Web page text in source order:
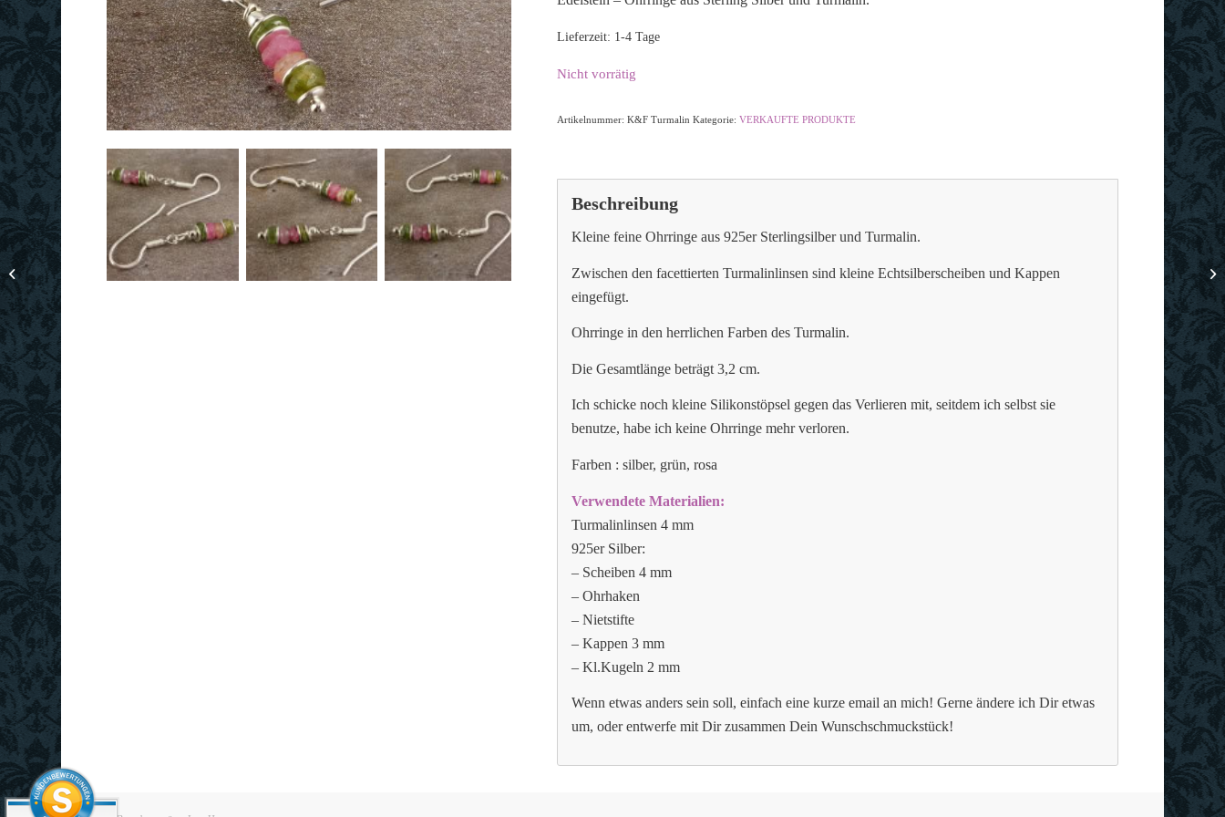
Lieferzeit: 1-4 Tage
Nicht vorrätig
Artikelnummer:K&F Turmalin Kategorie:VERKAUFTE PRODUKTE
Beschreibung
Kleine feine Ohrringe aus 925er Sterlingsilber und Turmalin.
Zwischen den facettierten Turmalinlinsen sind kleine Echtsilberscheiben und Kappen
eingefügt.
Ohrringe in den herrlichen Farben des Turmalin.
Die Gesamtlänge beträgt 3,2 cm.
Ich schicke noch kleine Silikonstöpsel gegen das Verlieren mit, seitdem ich selbst sie
benutze, habe ich keine Ohrringe mehr verloren.
Farben : silber, grün, rosa
Verwendete Materialien:
Turmalinlinsen 4 mm
925er Silber:
– Scheiben 4 mm
– Ohrhaken
– Nietstifte
– Kappen 3 mm
– Kl.Kugeln 2 mm
Wenn etwas anders sein soll, einfach eine kurze email an mich! Gerne ändere ich Dir etwas
um, oder entwerfe mit Dir zusammen Dein Wunschschmuckstück!
Bunte Polaris-Würfel-
Kette